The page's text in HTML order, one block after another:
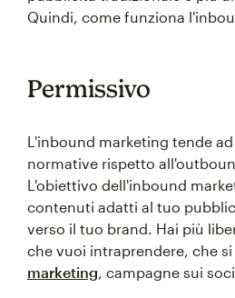
Quindi, come funziona
Permissivo
L'inbound marketing tende
normative rispetto
L'obiettivo dell'inbound
contenuti adatti al tuo
verso il tuo brand. Hai più
che vuoi intraprendere, che
marketing, campagne sui